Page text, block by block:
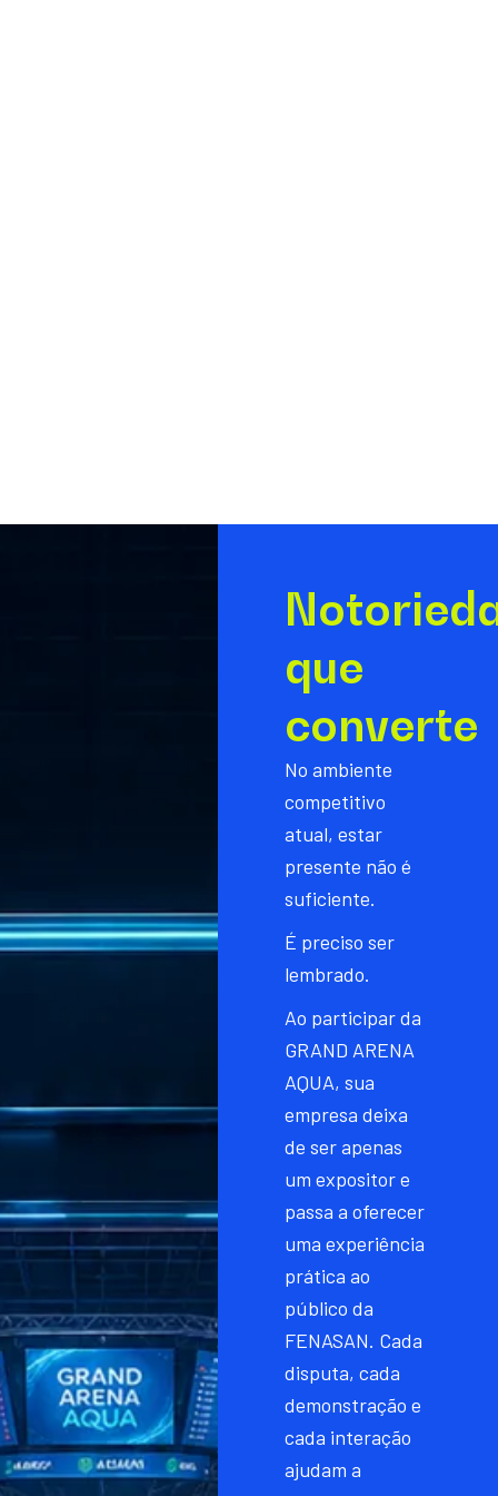
que
converte
No ambiente
competitivo
atual, estar
presente não é
suficiente.
É preciso ser
lembrado.
Ao participar da
GRAND ARENA
AQUA, sua
empresa deixa
de ser apenas
um expositor e
passa a oferecer
uma experiência
prática ao
público da
FENASAN. Cada
disputa, cada
demonstração e
cada interação
ajudam a